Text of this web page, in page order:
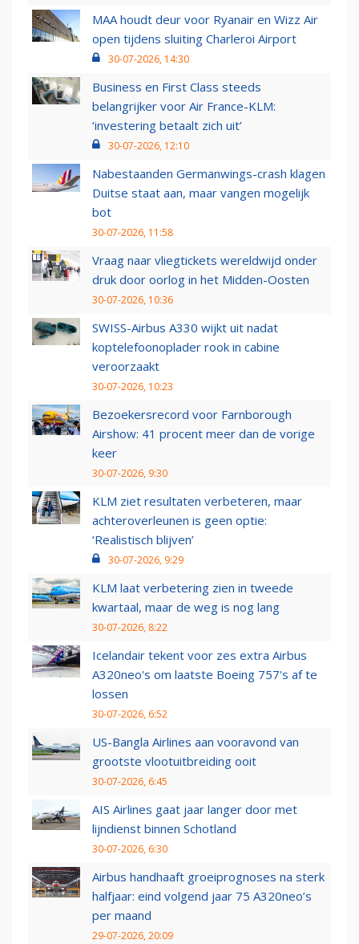
MAA houdt deur voor Ryanair en Wizz Air
open tijdens sluiting Charleroi Airport
30-07-2026, 14:30
Business en First Class steeds
belangrijker voor Air France-KLM:
‘investering betaalt zich uit’
30-07-2026, 12:10
Nabestaanden Germanwings-crash klagen
Duitse staat aan, maar vangen mogelijk
bot
30-07-2026, 11:58
Vraag naar vliegtickets wereldwijd onder
druk door oorlog in het Midden-Oosten
30-07-2026, 10:36
SWISS-Airbus A330 wijkt uit nadat
koptelefoonoplader rook in cabine
veroorzaakt
30-07-2026, 10:23
Bezoekersrecord voor Farnborough
Airshow: 41 procent meer dan de vorige
keer
30-07-2026, 9:30
KLM ziet resultaten verbeteren, maar
achteroverleunen is geen optie:
‘Realistisch blijven’
30-07-2026, 9:29
KLM laat verbetering zien in tweede
kwartaal, maar de weg is nog lang
30-07-2026, 8:22
Icelandair tekent voor zes extra Airbus
A320neo's om laatste Boeing 757's af te
lossen
30-07-2026, 6:52
US-Bangla Airlines aan vooravond van
grootste vlootuitbreiding ooit
30-07-2026, 6:45
AIS Airlines gaat jaar langer door met
lijndienst binnen Schotland
30-07-2026, 6:30
Airbus handhaaft groeiprognoses na sterk
halfjaar: eind volgend jaar 75 A320neo’s
per maand
29-07-2026, 20:09